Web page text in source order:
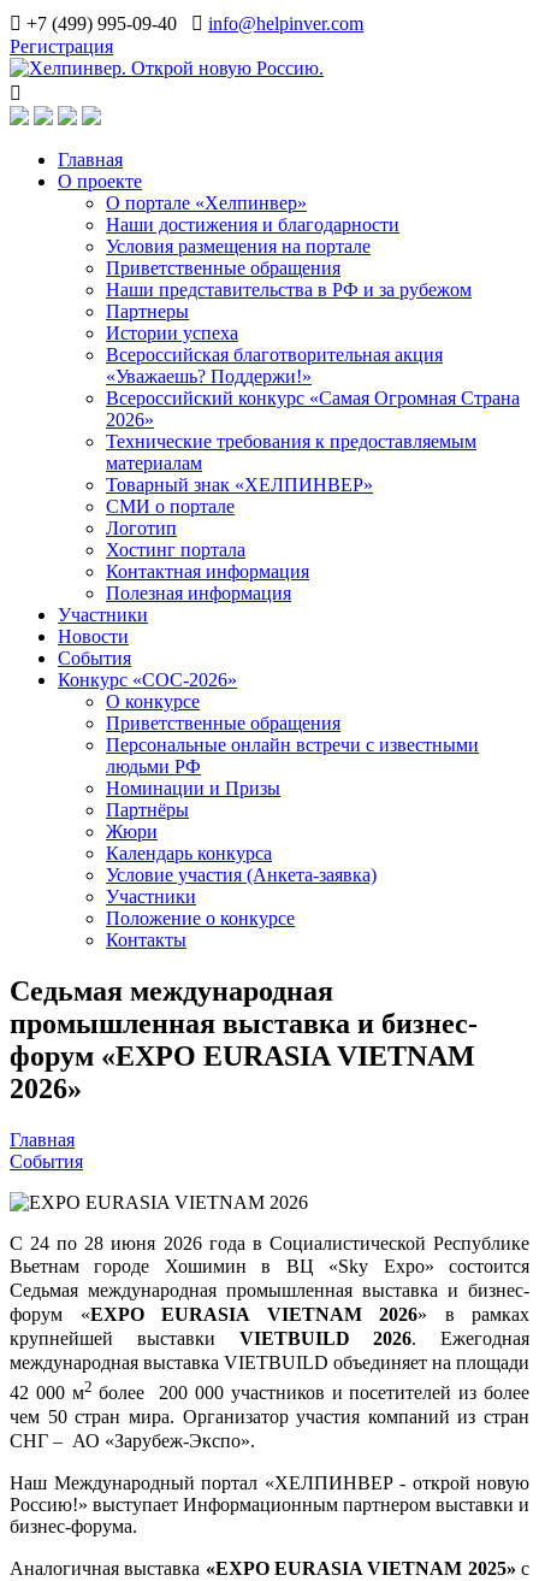
+7 (499) 995-09-40
info@helpinver.com
Регистрация
Главная
О проекте
О портале «Хелпинвер»
Наши достижения и благодарности
Условия размещения на портале
Приветственные обращения
Наши представительства в РФ и за рубежом
Партнеры
Истории успеха
Всероссийская благотворительная акция
«Уважаешь? Поддержи!»
Всероссийский конкурс «Самая Огромная Страна
2026»
Технические требования к предоставляемым
материалам
Товарный знак «ХЕЛПИНВЕР»
СМИ о портале
Логотип
Хостинг портала
Контактная информация
Полезная информация
Участники
Новости
События
Конкурс «СОС-2026»
О конкурсе
Приветственные обращения
Персональные онлайн встречи с известными
людьми РФ
Номинации и Призы
Партнёры
Жюри
Календарь конкурса
Условие участия (Анкета-заявка)
Участники
Положение о конкурсе
Контакты
Седьмая международная
промышленная выставка и бизнес-
форум «EXPO EURASIA VIETNAM
2026»
Главная
События
С 24 по 28 июня 2026 года в Социалистической Республике
Вьетнам городе Хошимин в ВЦ «Sky Expo» состоится
Седьмая международная промышленная выставка и бизнес-
форум «EXPO EURASIA VIETNAM2026»
в рамках
крупнейшей выставки VIETBUILD 2026.
Ежегодная
международная выставка VIETBUILD объединяет на площади
42 000 м2 более 200 000 участников и посетителей из более
чем 50 стран мира. Организатор участия компаний из стран
СНГ – АО «Зарубеж-Экспо».
Наш Международный портал «ХЕЛПИНВЕР - открой новую
Россию!» выступает Информационным партнером выставки и
бизнес-форума.
Аналогичная выставка «EXPO EURASIA VIETNAM 2025» с